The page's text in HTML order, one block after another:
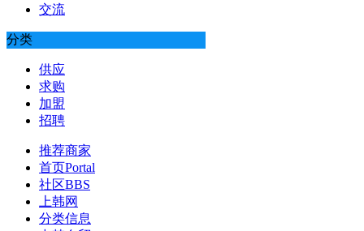
交流
分类
供应
求购
加盟
招聘
推荐商家
首页Portal
社区BBS
上韩网
分类信息